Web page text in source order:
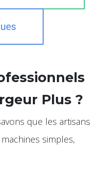
Plus ?
que les artisans
simples,